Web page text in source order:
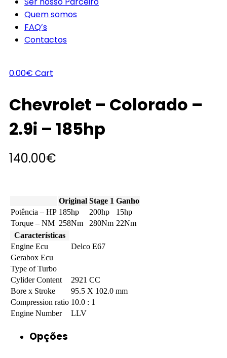
Quem somos
FAQ’s
Contactos
0.00€ Cart
Chevrolet – Colorado –
2.9i – 185hp
140.00€
Original Stage 1 Ganho
Potência – HP 185hp 200hp
15hp
Torque – NM 258Nm 280Nm 22Nm
Características
Engine Ecu
Delco E67
Gerabox Ecu
Type of Turbo
Cylider Content
2921 CC
Bore x Stroke
95.5 X 102.0 mm
Compression ratio 10.0 : 1
Engine Number
LLV
Opções